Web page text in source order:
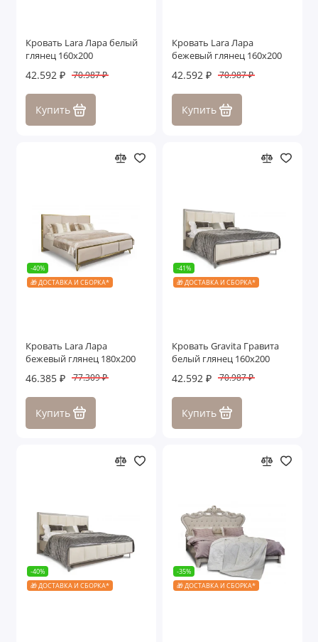
Кровать Lara Лара белый
глянец 160х200
42.592 ₽ 70.987 ₽
Купить
Кровать Lara Лара
бежевый глянец 160х200
42.592 ₽ 70.987 ₽
Купить
-40%
🎁 ДОСТАВКА И СБОРКА*
Кровать Lara Лара
бежевый глянец 180х200
46.385 ₽ 77.309 ₽
Купить
-41%
🎁 ДОСТАВКА И СБОРКА*
Кровать Gravita Гравита
белый глянец 160х200
42.592 ₽ 70.987 ₽
Купить
-40%
🎁 ДОСТАВКА И СБОРКА*
-35%
🎁 ДОСТАВКА И СБОРКА*